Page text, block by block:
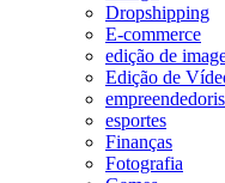
Dropshipping
E-commerce
edição de
Edição de
esportes
Finanças
Fotografia